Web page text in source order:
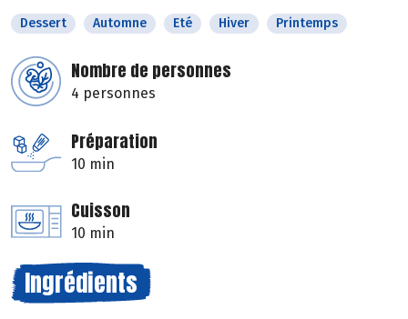
Dessert Automne Eté Hiver Printemps
Nombre de personnes
4 personnes
Préparation
10 min
Cuisson
10 min
Ingrédients